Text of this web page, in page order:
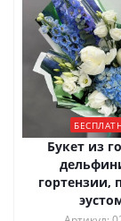
Букет из
гортензии,